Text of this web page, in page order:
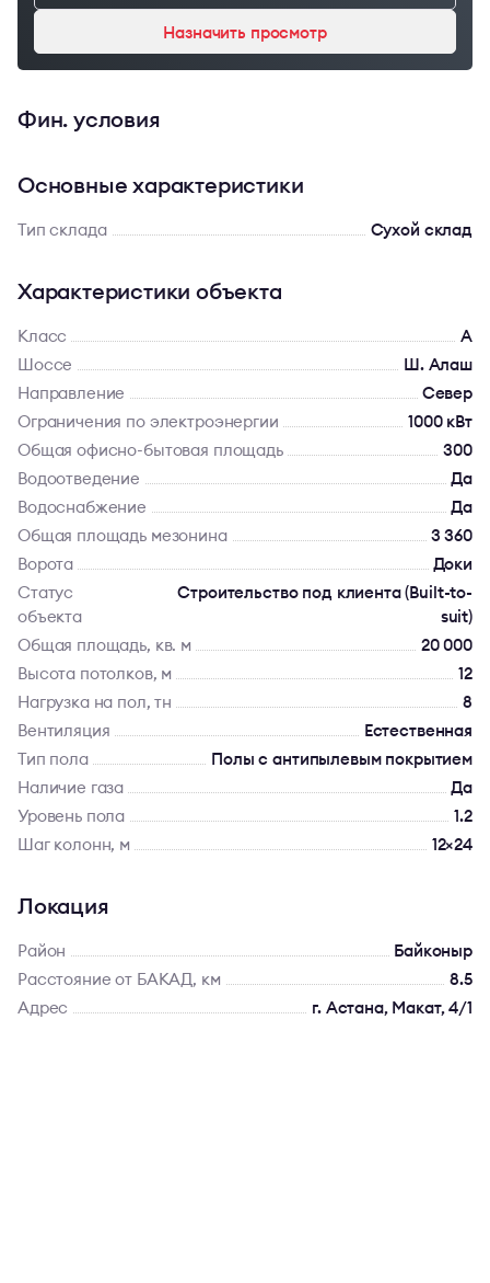
Назначить просмотр
Фин. условия
Основные характеристики
Тип склада Сухой склад
Характеристики объекта
Класс
A
Шоссе
Ш. Алаш
Направление
Север
Ограничения по электроэнергии
1000 кВт
Общая офисно-бытовая площадь
300
Водоотведение
Да
Водоснабжение
Да
Общая площадь мезонина
3 360
Ворота
Доки
Статус
объекта
Строительство под клиента (Built-to-
suit)
Общая площадь, кв. м
20 000
Высота потолков, м
12
Нагрузка на пол, тн
8
Вентиляция
Естественная
Тип пола
Полы с антипылевым покрытием
Наличие газа
Да
Уровень пола
1.2
Шаг колонн, м
12×24
Локация
Район
Байконыр
Расстояние от БАКАД, км
8.5
Адрес
г. Астана, Макат, 4/1